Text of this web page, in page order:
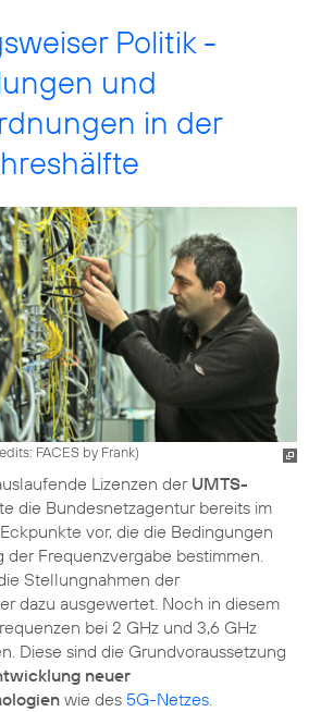
Politik -
und
in der
FACES by Frank)
Lizenzen der UMTS-
die Bundesnetzagentur bereits im
vor, die die Bedingungen
der Frequenzvergabe bestimmen.
Stellungnahmen der
dazu ausgewertet. Noch in diesem
bei 2 GHz und 3,6 GHz
Diese sind die Grundvoraussetzung
neuer
wie des 5G-Netzes.